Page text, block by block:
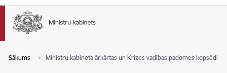
Sākums Ministru kabineta ārkārtas un Krīzes vadības padomes kopsēdi